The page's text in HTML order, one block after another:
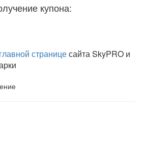
купона:
главной страницесайта SkyPRO и